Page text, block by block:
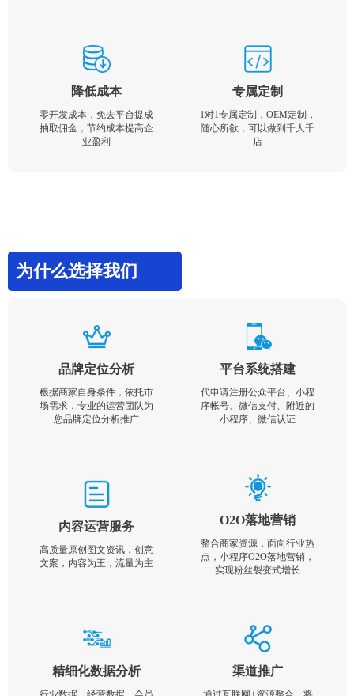
降低成本
零开发成本，免去平台提成
抽取佣金，节约成本提高企
业盈利
专属定制
1对1专属定制，OEM定制，
随心所欲，可以做到千人千
店
为什么选择我们
品牌定位分析
根据商家自身条件，依托市
场需求，专业的运营团队为
您品牌定位分析推广
平台系统搭建
代申请注册公众平台、小程
序帐号、微信支付、附近的
小程序、微信认证
内容运营服务
高质量原创图文资讯，创意
文案，内容为王，流量为主
O2O落地营销
整合商家资源，面向行业热
点，小程序O2O落地营销，
实现粉丝裂变式增长
精细化数据分析 渠道推广